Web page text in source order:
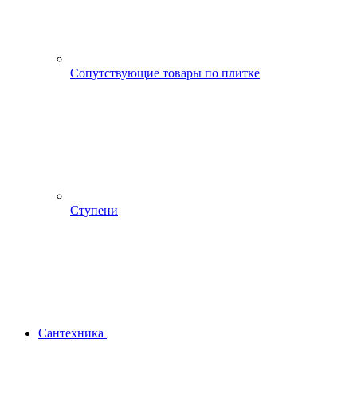
Сопутствующие товары по плитке
Ступени
Сантехника